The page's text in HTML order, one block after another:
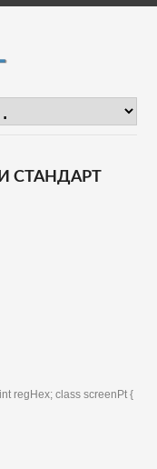
СТАНДАРТ
regHex; class screenPt {